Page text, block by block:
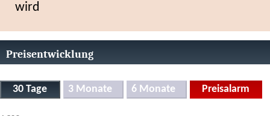
wird
Preisentwicklung